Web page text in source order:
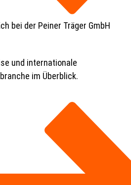
und internationale
im Überblick.